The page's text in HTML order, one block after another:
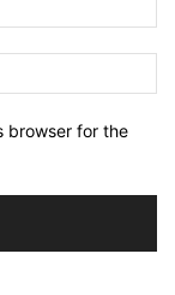
browser for the